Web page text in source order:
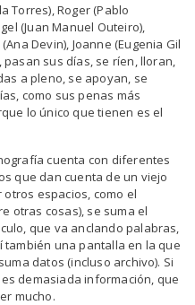
Torres), Roger (Pablo
(Juan Manuel Outeiro),
Devin), Joanne (Eugenia Gil
pasan sus días, se ríen, lloran,
a pleno, se apoyan, se
como sus penas más
lo único que tienen es el
cuenta con diferentes
que dan cuenta de un viejo
espacios, como el
otras cosas), se suma el
que va anclando palabras,
también una pantalla en la que
datos (incluso archivo). Si
demasiada información, que
mucho.